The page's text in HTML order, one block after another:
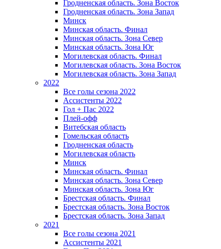
Гродненская область. Зона Восток
Гродненская область. Зона Запад
Минск
Минская область. Финал
Минская область. Зона Север
Минская область. Зона Юг
Могилевская область. Финал
Могилевская область. Зона Восток
Могилевская область. Зона Запад
2022
Все голы сезона 2022
Ассистенты 2022
Гол + Пас 2022
Плей-офф
Витебская область
Гомельская область
Гродненская область
Могилевская область
Минск
Mинская область. Финал
Минская область. Зона Север
Минская область. Зона Юг
Брестская область. Финал
Брестская область. Зона Восток
Брестская область. Зона Запад
2021
Все голы сезона 2021
Ассистенты 2021